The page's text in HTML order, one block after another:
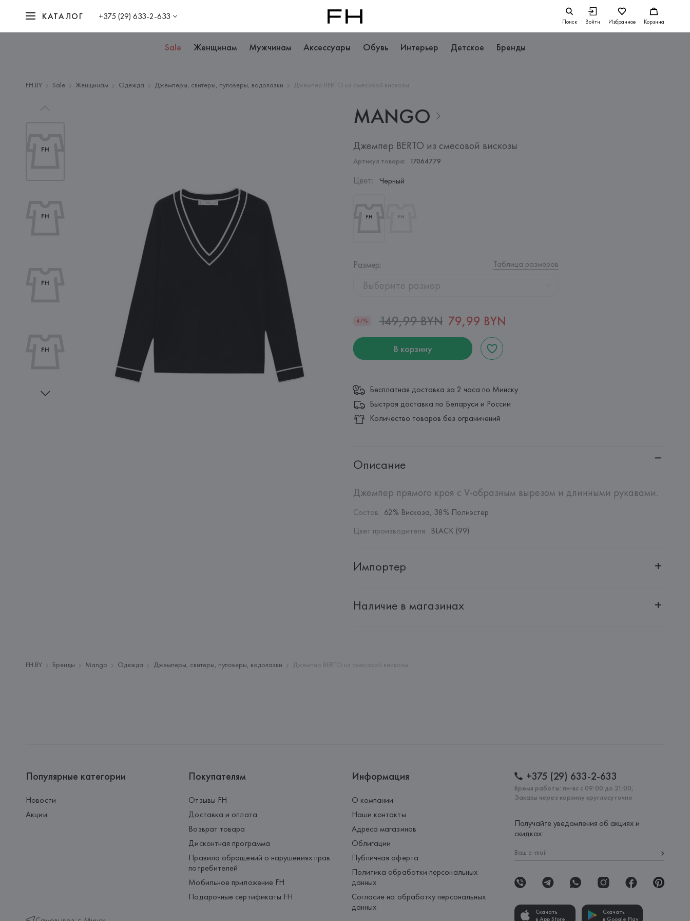
КАТАЛОГ +375 (29) 633-2-633 Поиск Войти Избранное Корзина
Sale Женщинам Мужчинам Аксессуары Обувь Интерьер Детское Бренды
FH.BY Sale Женщинам Одежда Джемперы, свитеры, пуловеры, водолазки Джемпер BERTO из смесовой вискозы
MANGO
Джемпер BERTO из смесовой вискозы
Артикул товара: 17064779
Цвет: Черный
Размер: Таблица размеров
Выберите размер
47% 149,99 BYN 79,99 BYN
В корзину
Бесплатная доставка за 2 часа по Минску
Быстрая доставка по Беларуси и России
Количество товаров без ограничений
Описание
Джемпер прямого кроя с V-образным вырезом и длинными рукавами.
Состав: 62% Вискоза, 38% Полиэстер
Цвет производителя: BLACK (99)
Импортер
Адрес: Республика Беларусь, 220030, г. Минск, ул. Немига, 5, пом. 39, ком. 1
Наличие в магазинах
FH.BY Бренды Mango Одежда Джемперы, свитеры, пуловеры, водолазки Джемпер BERTO из смесовой вискозы
Популярные категории
Новости
Акции
Покупателям
Отзывы FH
Доставка и оплата
Возврат товара
Дисконтная программа
Правила обращений о нарушениях прав
потребителей
Мобильное приложение FH
Подарочные сертификаты FH
Информация
О компании
Наши контакты
Адреса магазинов
Облигации
Публичная оферта
Политика обработки персональных
данных
Согласие на обработку персональных
данных
+375 (29) 633-2-633
Время работы: пн-вс с 09:00 до 21:00,
Заказы через корзину круглосуточно
Получайте уведомления об акциях и
скидках:
Скачать
в App Store
Скачать
в Google Play